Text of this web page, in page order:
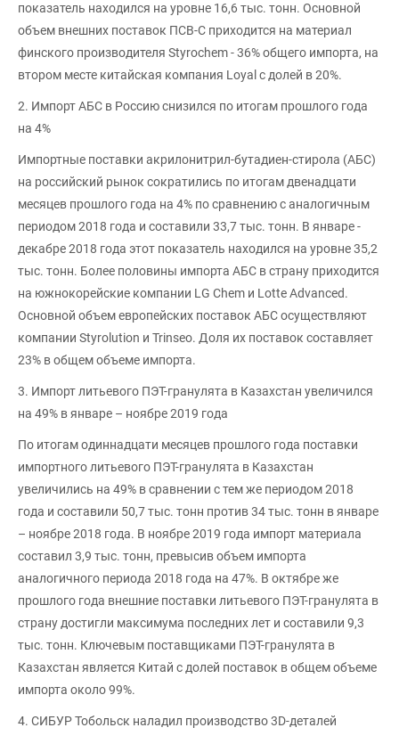
показатель находился на уровне 16,6 тыс. тонн. Основной
объем внешних поставок ПСВ-С приходится на материал
финского производителя Styrochem - 36% общего импорта, на
втором месте китайская компания Loyal с долей в 20%.
2. Импорт АБС в Россию снизился по итогам прошлого года
на 4%
Импортные поставки акрилонитрил-бутадиен-стирола (АБС)
на российский рынок сократились по итогам двенадцати
месяцев прошлого года на 4% по сравнению с аналогичным
периодом 2018 года и составили 33,7 тыс. тонн. В январе -
декабре 2018 года этот показатель находился на уровне 35,2
тыс. тонн. Более половины импорта АБС в страну приходится
на южнокорейские компании LG Chem и Lotte Advanced.
Основной объем европейских поставок АБС осуществляют
компании Styrolution и Trinseo. Доля их поставок составляет
23% в общем объеме импорта.
3. Импорт литьевого ПЭТ-гранулята в Казахстан увеличился
на 49% в январе – ноябре 2019 года
По итогам одиннадцати месяцев прошлого года поставки
импортного литьевого ПЭТ-гранулята в Казахстан
увеличились на 49% в сравнении с тем же периодом 2018
года и составили 50,7 тыс. тонн против 34 тыс. тонн в январе
– ноябре 2018 года. В ноябре 2019 года импорт материала
составил 3,9 тыс. тонн, превысив объем импорта
аналогичного периода 2018 года на 47%. В октябре же
прошлого года внешние поставки литьевого ПЭТ-гранулята в
страну достигли максимума последних лет и составили 9,3
тыс. тонн. Ключевым поставщиками ПЭТ-гранулята в
Казахстан является Китай с долей поставок в общем объеме
импорта около 99%.
4. СИБУР Тобольск наладил производство 3D-деталей